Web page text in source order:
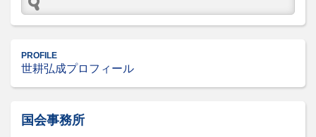
PROFILE
世耕弘成プロフィール
国会事務所